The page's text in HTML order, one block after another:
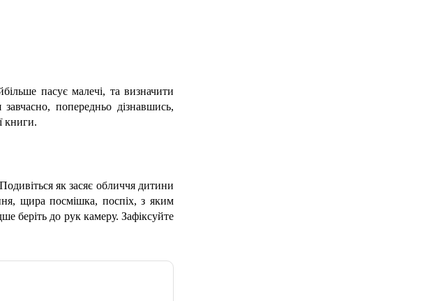
пасує малечі, та визначити
попередньо дізнавшись,
книги.
як засяє обличчя дитини
щира посмішка, поспіх, з яким
беріть до рук камеру. Зафіксуйте